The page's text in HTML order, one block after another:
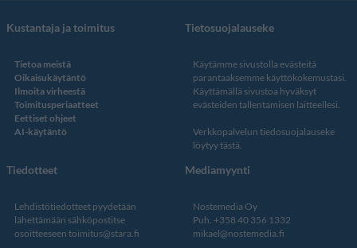
Kustantaja ja toimitus
Tietoa meistä
Oikaisukäytäntö
Ilmoita virheestä
Toimitusperiaatteet
Eettiset ohjeet
AI-käytäntö
Tietosuojalauseke
Käytämme sivustolla evästeitä
parantaaksemme käyttökokemustasi.
Käyttämällä sivustoa hyväksyt
evästeiden tallentamisen laitteellesi.
Verkkopalvelun tiedosuojalauseke
löytyy tästä.
Tiedotteet
Lehdistötiedotteet pyydetään
lähettämään sähköpostitse
osoitteeseen toimitus@stara.fi
Mediamyynti
Nostemedia Oy
Puh. +358 40 356 1332
mikael@nostemedia.fi